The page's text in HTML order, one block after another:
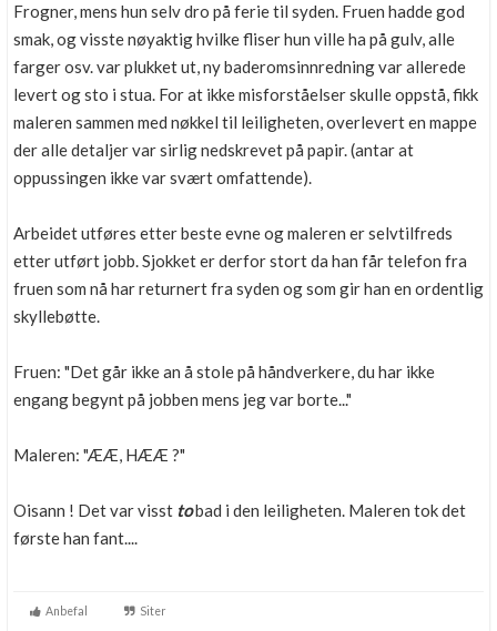
Frogner, mens hun selv dro på ferie til syden. Fruen hadde god
smak, og visste nøyaktig hvilke fliser hun ville ha på gulv, alle
farger osv. var plukket ut, ny baderomsinnredning var allerede
levert og sto i stua. For at ikke misforståelser skulle oppstå, fikk
maleren sammen med nøkkel til leiligheten, overlevert en mappe
der alle detaljer var sirlig nedskrevet på papir. (antar at
oppussingen ikke var svært omfattende).
Arbeidet utføres etter beste evne og maleren er selvtilfreds
etter utført jobb. Sjokket er derfor stort da han får telefon fra
fruen som nå har returnert fra syden og som gir han en ordentlig
skyllebøtte.
Fruen: "Det går ikke an å stole på håndverkere, du har ikke
engang begynt på jobben mens jeg var borte..."
Maleren: "ÆÆ, HÆÆ ?"
Oisann ! Det var visst tobad i den leiligheten. Maleren tok det
første han fant....
Anbefal Siter